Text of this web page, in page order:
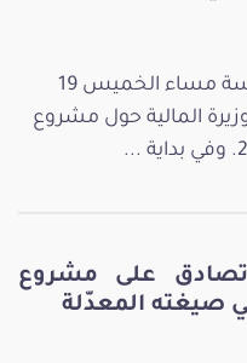
عقدت لجنة المالية والميزانية جلسة مساء الخميس 19
إلى وزيرة المالية حول مشروع
تصادق على مشروع